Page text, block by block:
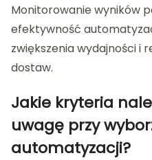
Monitorowanie wyników
efektywność
zwiększenia wydajności i
dostaw.
Jakie kryteria
uwagę przy
automatyzacji?